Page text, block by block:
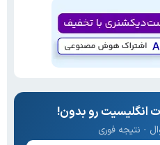
انگلیسیت رو بدون!